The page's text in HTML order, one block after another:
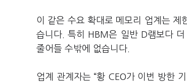
이 같은 수요 확대로 메모리 업계는
습니다. 특히 HBM은 일반 D램보다
줄어들 수밖에 없습니다.
업계 관계자는 “황 CEO가 이번 방한